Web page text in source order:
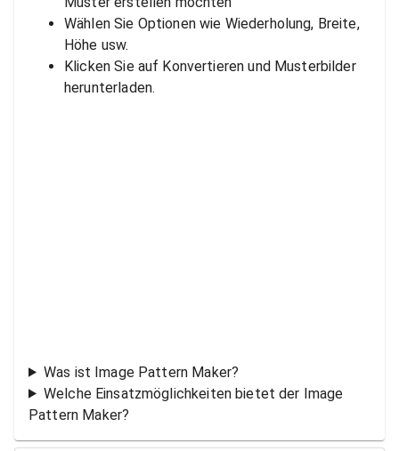
Wählen Sie Optionen wie Wiederholung, Breite,
Höhe usw.
Klicken Sie auf Konvertieren und Musterbilder
herunterladen.
Was ist Image Pattern Maker?
Welche Einsatzmöglichkeiten bietet der Image
Pattern Maker?